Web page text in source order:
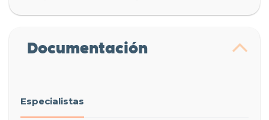
Documentación
Especialistas